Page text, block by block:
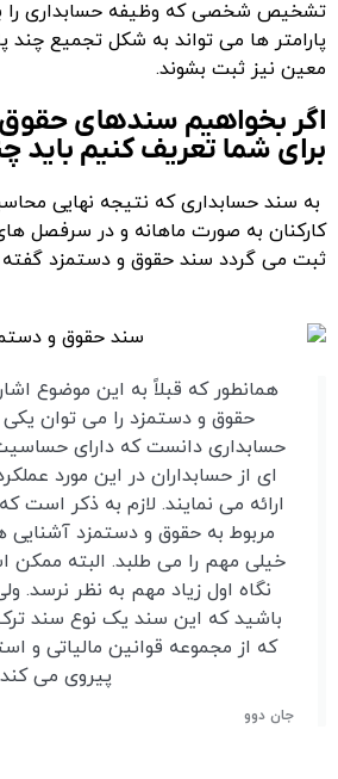
تشخیص شخصی که وظیفه حسابداری را
پارامتر ها می تواند به شکل تجمیع چند
معین نیز ثبت بشوند.
اگر بخواهیم سندهای حقوق
برای شما تعریف کنیم باید
به سند حسابداری که نتیجه نهایی
کارکنان به صورت ماهانه و در سرفصل
ثبت می گردد سند حقوق و دستمزد
همانطور که قبلاً به این موضوع
حقوق و دستمزد را می توان یکی
حسابداری دانست که دارای
ای از حسابداران در این مورد
ارائه می نمایند. لازم به ذکر است
مربوط به حقوق و دستمزد آشنایی
خیلی مهم را می طلبد. البته
نگاه اول زیاد مهم به نظر نرسد.
باشید که این سند یک نوع سند
که از مجموعه قوانین مالیاتی و
پیروی می کند
جان دوو